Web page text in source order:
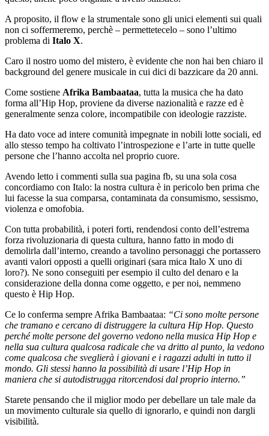
A proposito, il flow e la strumentale sono gli unici elementi sui quali
non ci soffermeremo, perchè – permettetecelo – sono l’ultimo
problema di Italo X.
Caro il nostro uomo del mistero, è evidente che non hai ben chiaro il
background del genere musicale in cui dici di bazzicare da 20 anni.
Come sostiene Afrika Bambaataa, tutta la musica che ha dato
forma all’Hip Hop, proviene da diverse nazionalità e razze ed è
generalmente senza colore, incompatibile con ideologie razziste.
Ha dato voce ad intere comunità impegnate in nobili lotte sociali, ed
allo stesso tempo ha coltivato l’introspezione e l’arte in tutte quelle
persone che l’hanno accolta nel proprio cuore.
Avendo letto i commenti sulla sua pagina fb, su una sola cosa
concordiamo con Italo: la nostra cultura è in pericolo ben prima che
lui facesse la sua comparsa, contaminata da consumismo, sessismo,
violenza e omofobia.
Con tutta probabilità, i poteri forti, rendendosi conto dell’estrema
forza rivoluzionaria di questa cultura, hanno fatto in modo di
demolirla dall’interno, creando a tavolino personaggi che portassero
avanti valori opposti a quelli originari (sara mica Italo X uno di
loro?). Ne sono conseguiti per esempio il culto del denaro e la
considerazione della donna come oggetto, e per noi, nemmeno
questo è Hip Hop.
Ce lo conferma sempre Afrika Bambaataa: “Ci sono molte persone
che tramano e cercano di distruggere la cultura Hip Hop. Questo
perché molte persone del governo vedono nella musica Hip Hop e
nella sua cultura qualcosa radicale che va dritto al punto, la vedono
come qualcosa che sveglierà i giovani e i ragazzi adulti in tutto il
mondo. Gli stessi hanno la possibilità di usare l’Hip Hop in
maniera che si autodistrugga ritorcendosi dal proprio interno.”
Starete pensando che il miglior modo per debellare un tale male da
un movimento culturale sia quello di ignorarlo, e quindi non dargli
visibilità.